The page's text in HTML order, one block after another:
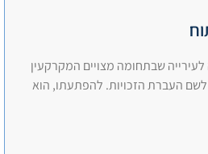
שבתחומה מצויים המקרקעין
העברת הזכויות. להפתעתו, הוא